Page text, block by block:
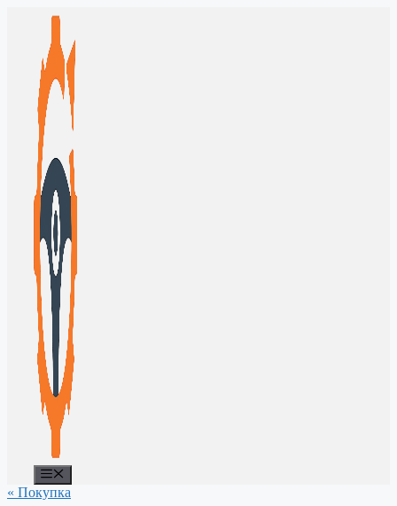
Перейти
содержимому
« Покупка